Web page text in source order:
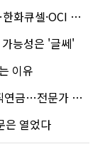
·OCI 영향은?
능성은 '글쎄'
이유
전문가 조언은
은 열었다